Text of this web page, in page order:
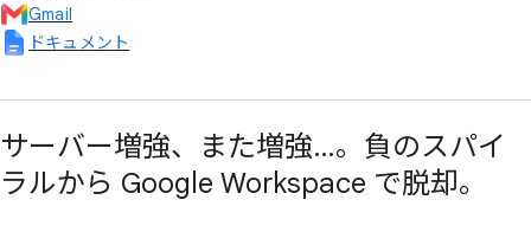
Gmail
ドキュメント
サーバー増強、また増強…。負のスパイ
ラルから Google Workspace で脱却。